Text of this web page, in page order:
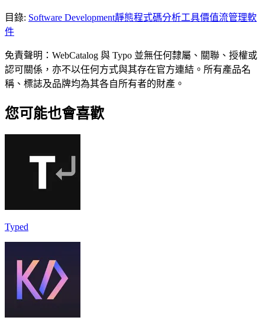
目錄: Software Development靜態程式碼分析工具價值流管理軟
件
免責聲明：WebCatalog 與 Typo 並無任何隸屬、關聯、授權或
認可關係，亦不以任何方式與其存在官方連結。所有產品名
稱、標誌及品牌均為其各自所有者的財產。
您可能也會喜歡
Typed